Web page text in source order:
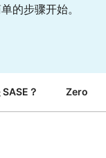
的步骤开始。
？ Zero